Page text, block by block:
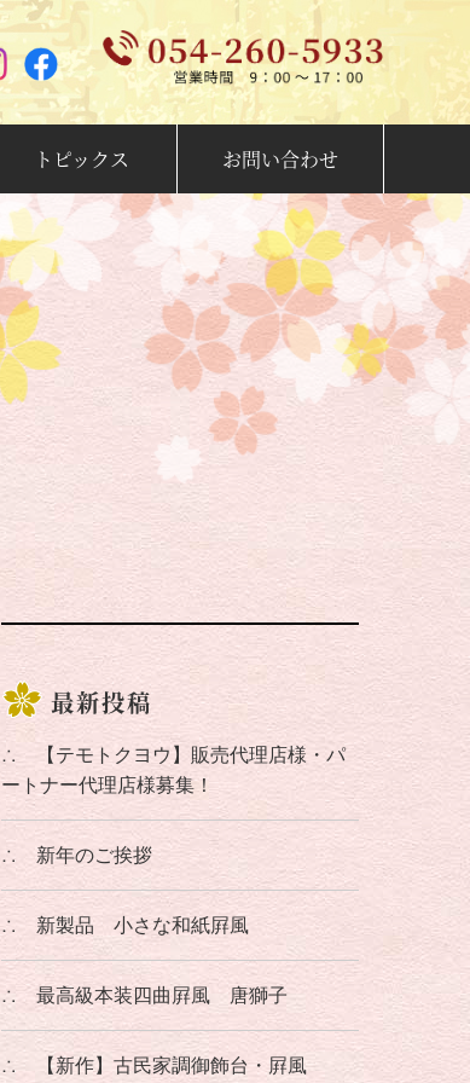
トピックス お問い合わせ
最新投稿
∴
【テモトクヨウ】販売代理店様・パ
ートナー代理店様募集！
∴ 新年のご挨拶
∴ 新製品 小さな和紙屛風
∴最高級本装四曲屛風 唐獅子
∴ 【新作】古民家調御飾台・屛風